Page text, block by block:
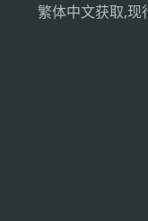
繁体中文获取,现